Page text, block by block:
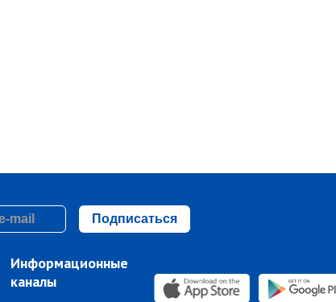
Подписаться
Информационные
каналы